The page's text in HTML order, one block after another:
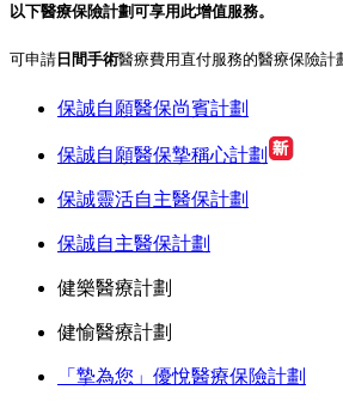
以下醫療保險計劃可享用此增值服務。
可申請 日間手術醫療費用直付服務的醫療保險計
保誠自願醫保尚賓計劃
保誠自願醫保摯稱心計劃
保誠靈活自主醫保計劃
保誠自主醫保計劃
健樂醫療計劃
健愉醫療計劃
「摯為您」優悅醫療保險計劃